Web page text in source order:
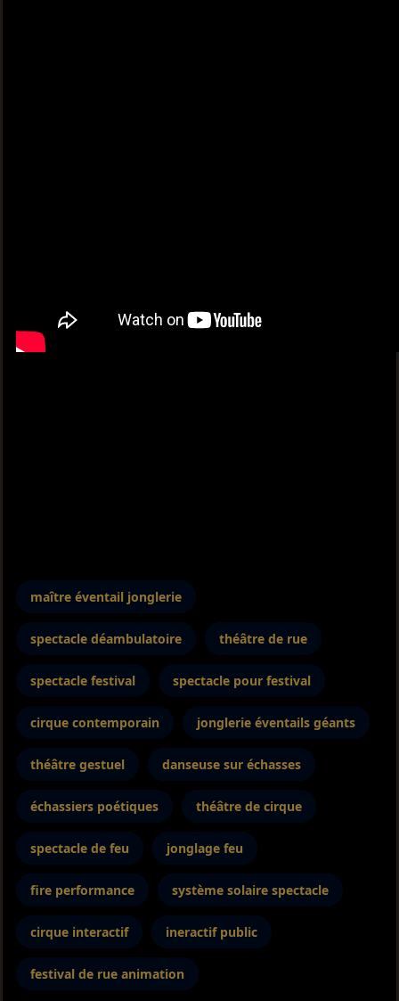
maître éventail jonglerie
spectacle déambulatoire théâtre de rue
spectacle festival spectacle pour festival
cirque contemporain jonglerie éventails géants
théâtre gestuel danseuse sur échasses
échassiers poétiques théâtre de cirque
spectacle de feu jonglage feu
fire performance système solaire spectacle
cirque interactif ineractif public
festival de rue animation